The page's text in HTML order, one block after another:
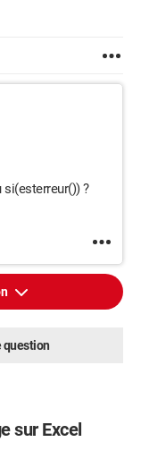
si(esterreur()) ?
question
sur Excel